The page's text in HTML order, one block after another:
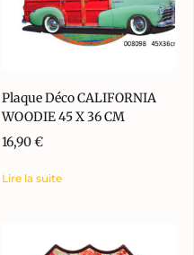
Plaque Déco CALIFORNIA
WOODIE 45 X 36 CM
16,90€
Lire la suite